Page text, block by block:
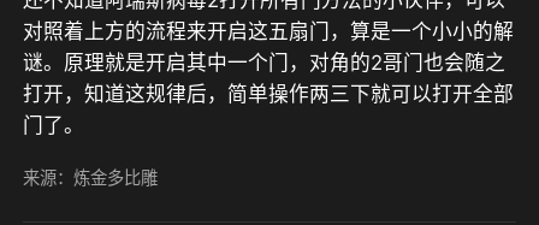
对照着上方的流程来开启这五扇门，算是一个小小的解
谜。原理就是开启其中一个门，对角的2哥门也会随之
打开，知道这规律后，简单操作两三下就可以打开全部
门了。
来源：炼金多比雕